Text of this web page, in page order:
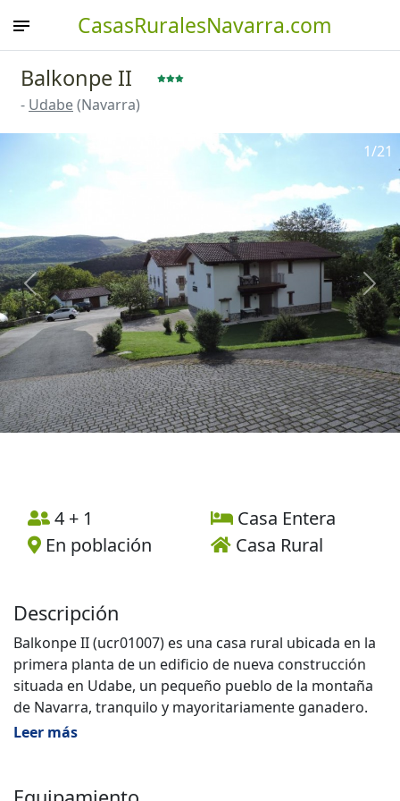
CasasRuralesNavarra.com
Balkonpe II
- Udabe(Navarra)
Anterior
1/21
4 + 1
Casa Entera
En población
Casa Rural
Descripción
Balkonpe II (ucr01007) es una casa rural ubicada en la
primera planta de un edificio de nueva construcción
situada en Udabe, un pequeño pueblo de la montaña
de Navarra, tranquilo y mayoritariamente ganadero.
Leer más